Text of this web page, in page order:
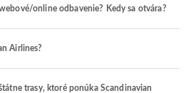
online odbavenie? Kedy sa otvára?
Airlines?
trasy, ktoré ponúka Scandinavian